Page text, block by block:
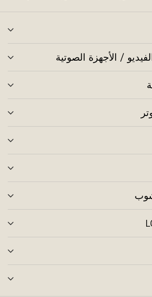
/ الأجهزة الصوتية